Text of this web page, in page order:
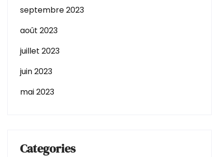
septembre 2023
août 2023
juillet 2023
juin 2023
mai 2023
Categories